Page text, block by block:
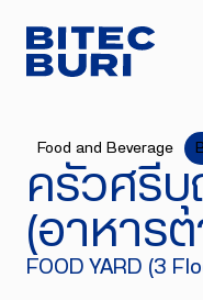
Food and Beverage
ครัวศรี
(อาหาร
FOOD YARD (3